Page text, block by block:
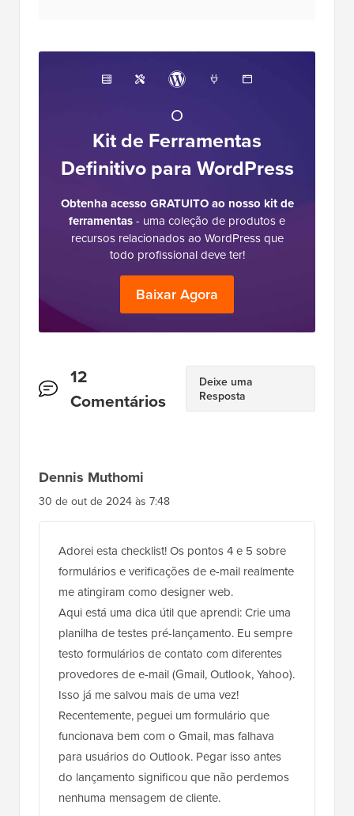
O
Kit de Ferramentas
Definitivo para WordPress
Obtenha acesso GRATUITO ao nosso kit de
ferramentas- uma coleção de produtos e
recursos relacionados ao WordPress que
todo profissional deve ter!
Baixar Agora
Interações
do
12
Comentários
Deixe uma
Resposta
Dennis Muthomi
30 de out de 2024 às 7:48
Adorei esta checklist! Os pontos 4 e 5 sobre
formulários e verificações de e-mail realmente
me atingiram como designer web.
Aqui está uma dica útil que aprendi: Crie uma
planilha de testes pré-lançamento. Eu sempre
testo formulários de contato com diferentes
provedores de e-mail (Gmail, Outlook, Yahoo).
Isso já me salvou mais de uma vez!
Recentemente, peguei um formulário que
funcionava bem com o Gmail, mas falhava
para usuários do Outlook. Pegar isso antes
do lançamento significou que não perdemos
nenhuma mensagem de cliente.